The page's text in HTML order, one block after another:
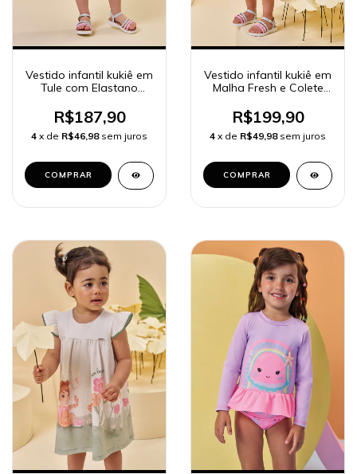
Vestido infantil kukiê em
Tule com Elastano
R$187,90
4 x de R$46,98 sem juros
COMPRAR
Vestido infantil kukiê em
Malha Fresh e Colete
R$199,90
4 x de R$49,98 sem juros
COMPRAR